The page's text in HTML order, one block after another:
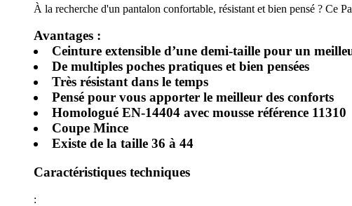
À la recherche d'un pantalon confortable, résistant et bien pensé ? Ce
Avantages :
Ceinture extensible d’une demi-taille pour un
De multiples poches pratiques et bien pensées
Très résistant dans le temps
Pensé pour vous apporter le meilleur des conforts
Homologué EN-14404 avec mousse référence 11310
Coupe Mince
Existe de la taille 36 à 44
Caractéristiques techniques
: